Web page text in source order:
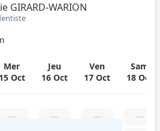
GIRARD-WARION
Mer
15 Oct
Jeu
16 Oct
Ven
17 Oct
Sam
18 Oct
—
—
—
—